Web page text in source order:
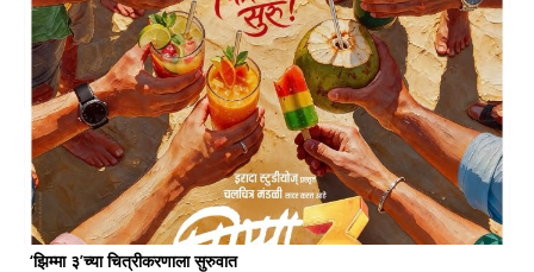
‘झिम्मा ३’च्या चित्रीकरणाला सुरुवात